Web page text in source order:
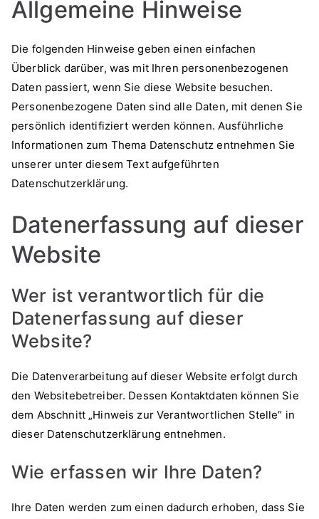
Allgemeine Hinweise
Die folgenden Hinweise geben einen einfachen
Überblick darüber, was mit Ihren personenbezogenen
Daten passiert, wenn Sie diese Website besuchen.
Personenbezogene Daten sind alle Daten, mit denen Sie
persönlich identifiziert werden können. Ausführliche
Informationen zum Thema Datenschutz entnehmen Sie
unserer unter diesem Text aufgeführten
Datenschutzerklärung.
Datenerfassung auf dieser
Website
Wer ist verantwortlich für die
Datenerfassung auf dieser
Website?
Die Datenverarbeitung auf dieser Website erfolgt durch
den Websitebetreiber. Dessen Kontaktdaten können Sie
dem Abschnitt „Hinweis zur Verantwortlichen Stelle“ in
dieser Datenschutzerklärung entnehmen.
Wie erfassen wir Ihre Daten?
Ihre Daten werden zum einen dadurch erhoben, dass Sie